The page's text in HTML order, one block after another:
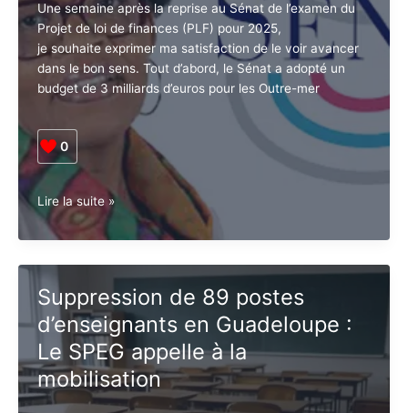
Une semaine après la reprise au Sénat de l’examen du
Projet de loi de finances (PLF) pour 2025,
je souhaite exprimer ma satisfaction de le voir
avancer dans le bon sens. Tout d’abord, le Sénat a
adopté un budget de 3 milliards d’euros pour les
0
Outre-
mer
budgétaires
et
amendements
adoptés
au
Sénat
Lire la suite »
Suppression de 89 postes
d’enseignants en Guadeloupe :
Le SPEG appelle à la
mobilisation